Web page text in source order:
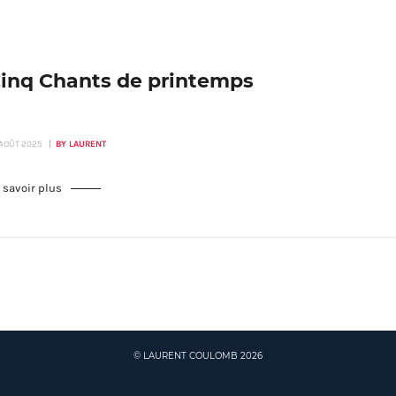
Chants de printemps
2025 BY LAURENT
savoir plus
© LAURENT COULOMB 2026